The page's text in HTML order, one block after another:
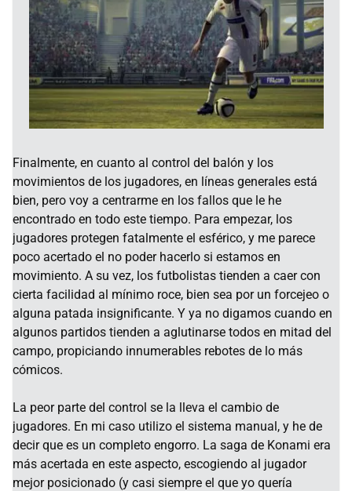
Finalmente, en cuanto al control del balón y los
movimientos de los jugadores, en líneas generales está
bien, pero voy a centrarme en los fallos que le he
encontrado en todo este tiempo. Para empezar, los
jugadores protegen fatalmente el esférico, y me parece
poco acertado el no poder hacerlo si estamos en
movimiento. A su vez, los futbolistas tienden a caer con
cierta facilidad al mínimo roce, bien sea por un forcejeo o
alguna patada insignificante. Y ya no digamos cuando en
algunos partidos tienden a aglutinarse todos en mitad del
campo, propiciando innumerables rebotes de lo más
cómicos.
La peor parte del control se la lleva el cambio de
jugadores. En mi caso utilizo el sistema manual, y he de
decir que es un completo engorro. La saga de Konami era
más acertada en este aspecto, escogiendo al jugador
mejor posicionado (y casi siempre el que yo quería